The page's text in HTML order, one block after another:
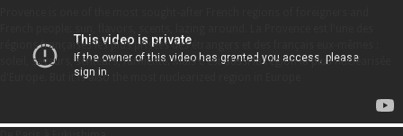
régions françaises les plus prisées des étrangers et des français eux-mêmes :
soleil, saveurs, senteurs, farniente. Mais c'est aussi la région la plus nucléarisée
d'Europe. But it is also the most nuclearized region in Europe